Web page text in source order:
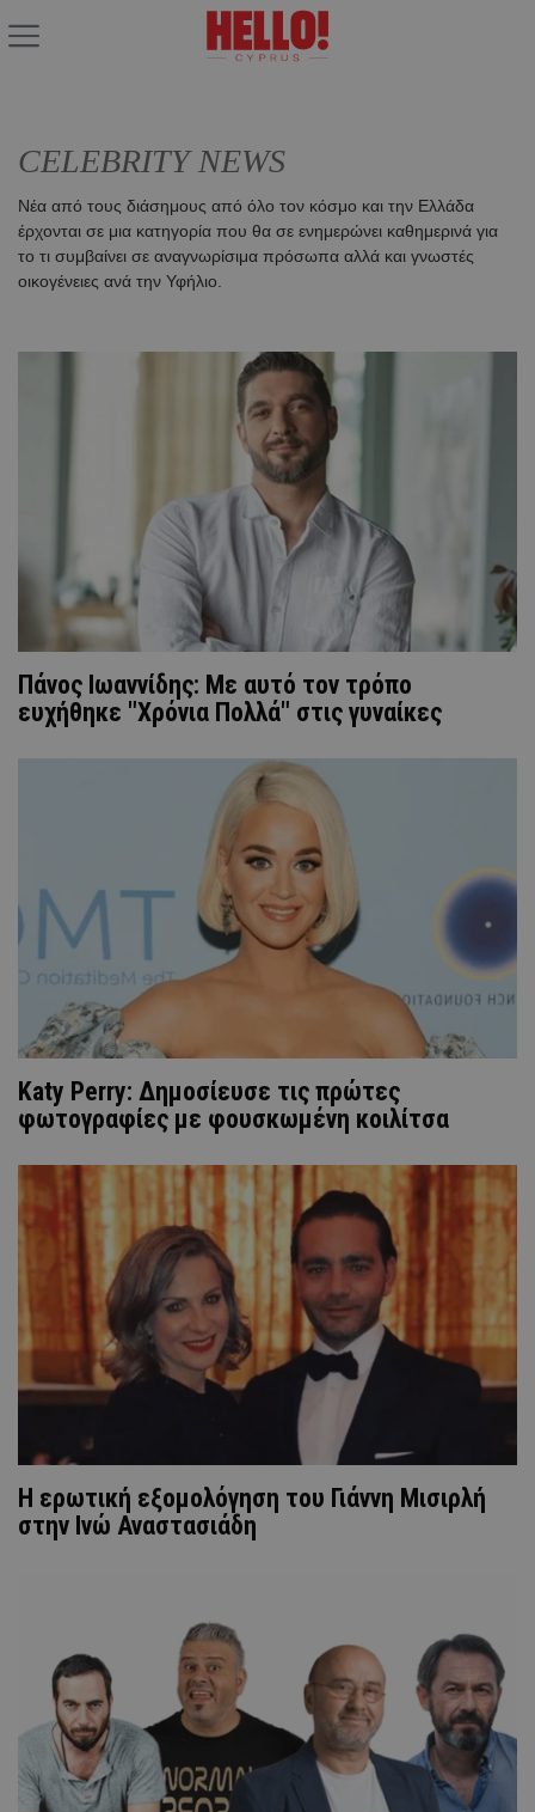
CELEBRITY NEWS
Νέα από τους διάσημους από όλο τον κόσμο και την Ελλάδα
έρχονται σε μια κατηγορία που θα σε ενημερώνει καθημερινά για
το τι συμβαίνει σε αναγνωρίσιμα πρόσωπα αλλά και γνωστές
οικογένειες ανά την Υφήλιο.
Πάνος Ιωαννίδης: Με αυτό τον τρόπο
ευχήθηκε "Χρόνια Πολλά" στις γυναίκες
Katy Perry: Δημοσίευσε τις πρώτες
φωτογραφίες με φουσκωμένη κοιλίτσα
H ερωτική εξομολόγηση του Γιάννη Μισιρλή
στην Ινώ Αναστασιάδη